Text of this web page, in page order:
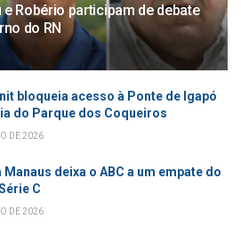
Robério participam de debate
do RN
bloqueia acesso à Ponte de Igapó
do Parque dos Coqueiros
DE 2026
deixa o ABC a um empate do
C
DE 2026